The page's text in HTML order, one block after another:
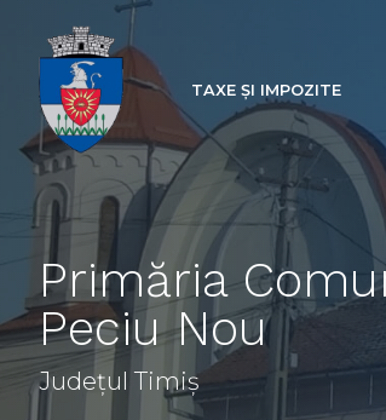
TAXE ȘI IMPOZITE
Primăria
Peciu Nou
Județul Timiș